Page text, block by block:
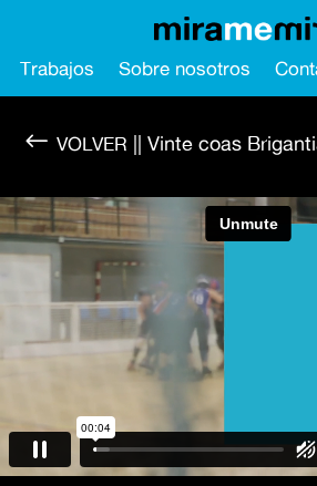
Trabajos Sobre nosotros
# || Vinte coas